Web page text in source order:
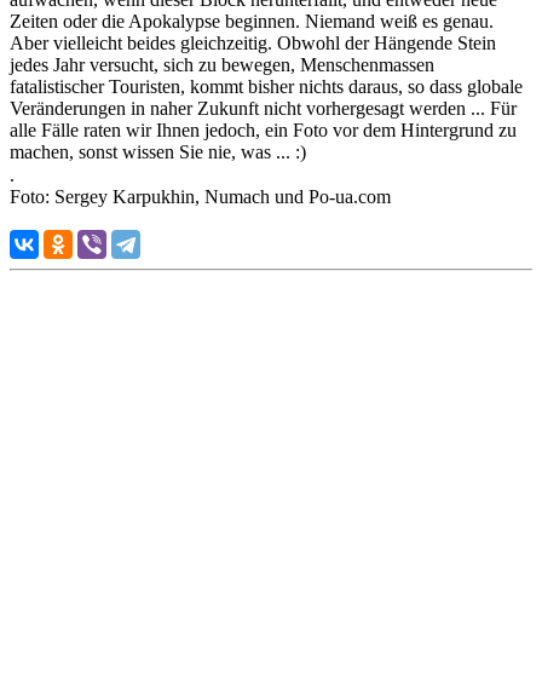
Zeiten oder die Apokalypse beginnen. Niemand weiß es genau.
Aber vielleicht beides gleichzeitig. Obwohl der Hängende Stein
jedes Jahr versucht, sich zu bewegen, Menschenmassen
fatalistischer Touristen, kommt bisher nichts daraus, so dass globale
Veränderungen in naher Zukunft nicht vorhergesagt werden ... Für
alle Fälle raten wir Ihnen jedoch, ein Foto vor dem Hintergrund zu
machen, sonst wissen Sie nie, was ... :)
.⠀
Foto: Sergey Karpukhin, Numach und Po-ua.com